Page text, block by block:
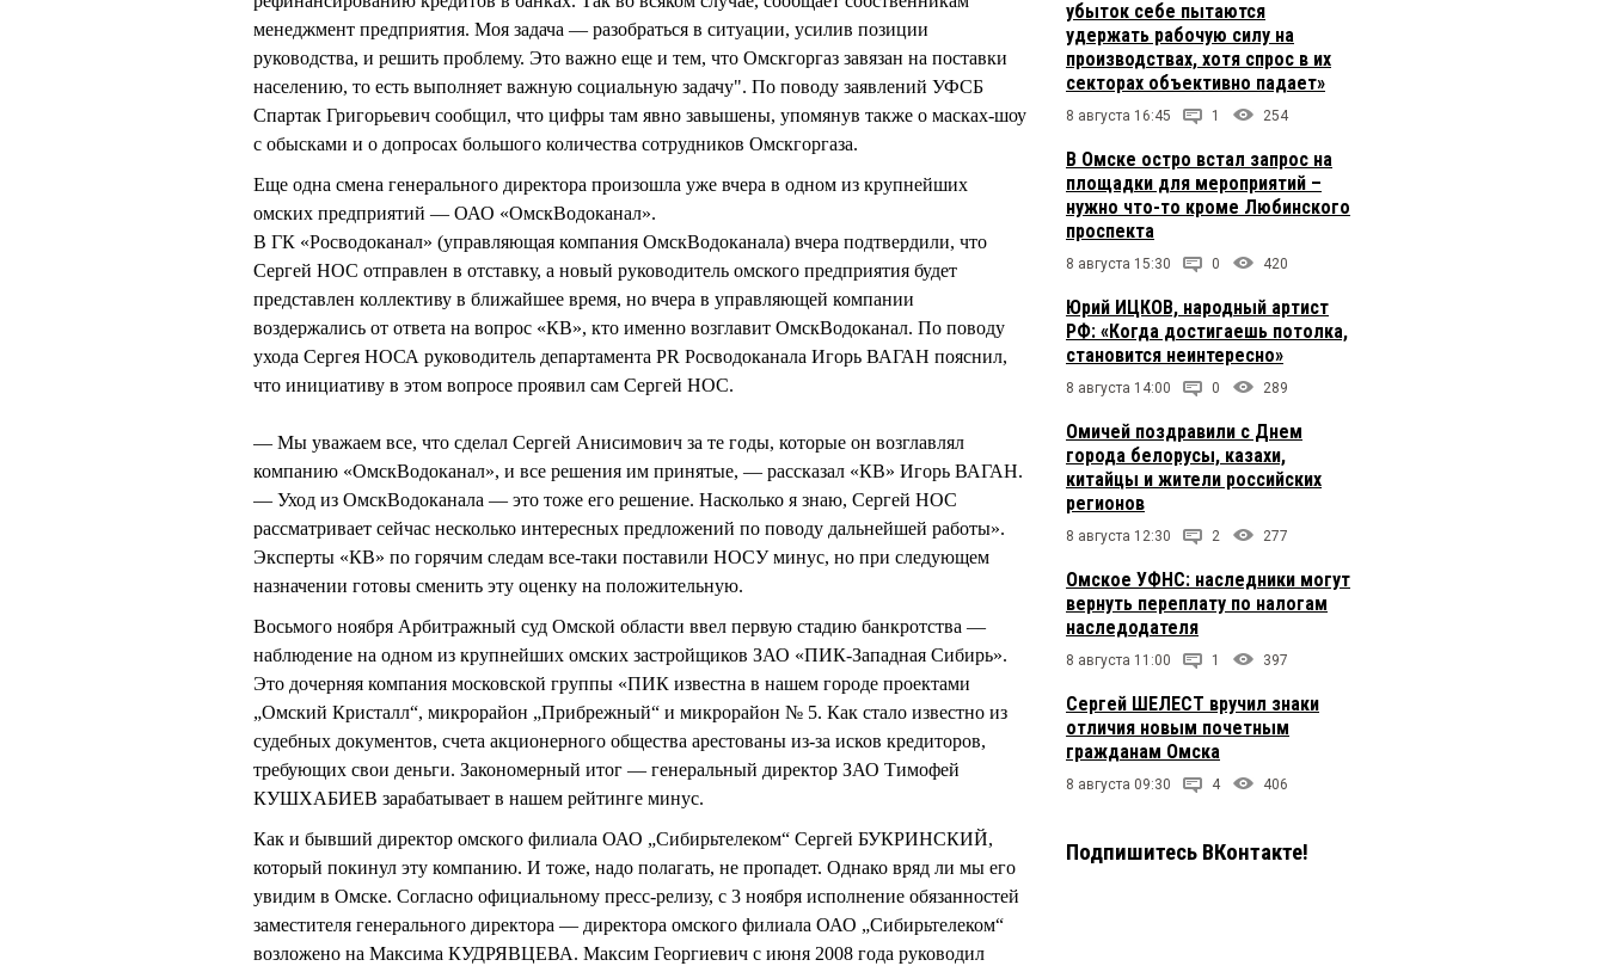
менеджмент предприятия. Моя задача — разобраться в ситуации, усилив позиции
руководства, и решить проблему. Это важно еще и тем, что Омскгоргаз завязан на поставки
населению, то есть выполняет важную социальную задачу". По поводу заявлений УФСБ
Спартак Григорьевич сообщил, что цифры там явно завышены, упомянув также о масках-шоу
с обысками и о допросах большого количества сотрудников Омскгоргаза.
Еще одна смена генерального директора произошла уже вчера в одном из крупнейших
омских предприятий — ОАО «ОмскВодоканал».
В ГК «Росводоканал» (управляющая компания ОмскВодоканала) вчера подтвердили, что
Сергей НОС отправлен в отставку, а новый руководитель омского предприятия будет
представлен коллективу в ближайшее время, но вчера в управляющей компании
воздержались от ответа на вопрос «КВ», кто именно возглавит ОмскВодоканал. По поводу
ухода Сергея НОСА руководитель департамента PR Росводоканала Игорь ВАГАН пояснил,
что инициативу в этом вопросе проявил сам Сергей НОС.
— Мы уважаем все, что сделал Сергей Анисимович за те годы, которые он возглавлял
компанию «ОмскВодоканал», и все решения им принятые, — рассказал «КВ» Игорь ВАГАН.
— Уход из ОмскВодоканала — это тоже его решение. Насколько я знаю, Сергей НОС
рассматривает сейчас несколько интересных предложений по поводу дальнейшей работы».
Эксперты «КВ» по горячим следам все-таки поставили НОСУ минус, но при следующем
назначении готовы сменить эту оценку на положительную.
Восьмого ноября Арбитражный суд Омской области ввел первую стадию банкротства —
наблюдение на одном из крупнейших омских застройщиков ЗАО «ПИК-Западная Сибирь».
Это дочерняя компания московской группы «ПИК известна в нашем городе проектами
„Омский Кристалл“, микрорайон „Прибрежный“ и микрорайон № 5. Как стало известно из
судебных документов, счета акционерного общества арестованы из-за исков кредиторов,
требующих свои деньги. Закономерный итог — генеральный директор ЗАО Тимофей
КУШХАБИЕВ зарабатывает в нашем рейтинге минус.
Как и бывший директор омского филиала ОАО „Сибирьтелеком“ Сергей БУКРИНСКИЙ,
который покинул эту компанию. И тоже, надо полагать, не пропадет. Однако вряд ли мы его
увидим в Омске. Согласно официальному пресс-релизу, с 3 ноября исполнение обязанностей
заместителя генерального директора — директора омского филиала ОАО „Сибирьтелеком“
возложено на Максима КУДРЯВЦЕВА. Максим Георгиевич с июня 2008 года руководил
убыток себе пытаются
удержать рабочую силу на
производствах, хотя спрос в их
секторах объективно падает»
8 августа 16:45 1 254
В Омске остро встал запрос на
площадки для мероприятий –
нужно что-то кроме Любинского
проспекта
8 августа 15:30 0 420
Юрий ИЦКОВ, народный артист
РФ: «Когда достигаешь потолка,
становится неинтересно»
8 августа 14:00 0 289
Омичей поздравили с Днем
города белорусы, казахи,
китайцы и жители российских
регионов
8 августа 12:30 2 277
Омское УФНС: наследники могут
вернуть переплату по налогам
наследодателя
8 августа 11:00 1 397
Сергей ШЕЛЕСТ вручил знаки
отличия новым почетным
гражданам Омска
8 августа 09:30 4 406
Подпишитесь ВКонтакте!